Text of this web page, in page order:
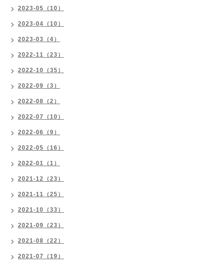
2023-05（10）
2023-04（10）
2023-03（4）
2022-11（23）
2022-10（35）
2022-09（3）
2022-08（2）
2022-07（10）
2022-06（9）
2022-05（16）
2022-01（1）
2021-12（23）
2021-11（25）
2021-10（33）
2021-09（23）
2021-08（22）
2021-07（19）